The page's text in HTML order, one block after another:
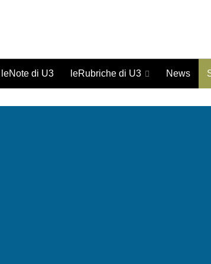
di U3 leRubriche di U3 News